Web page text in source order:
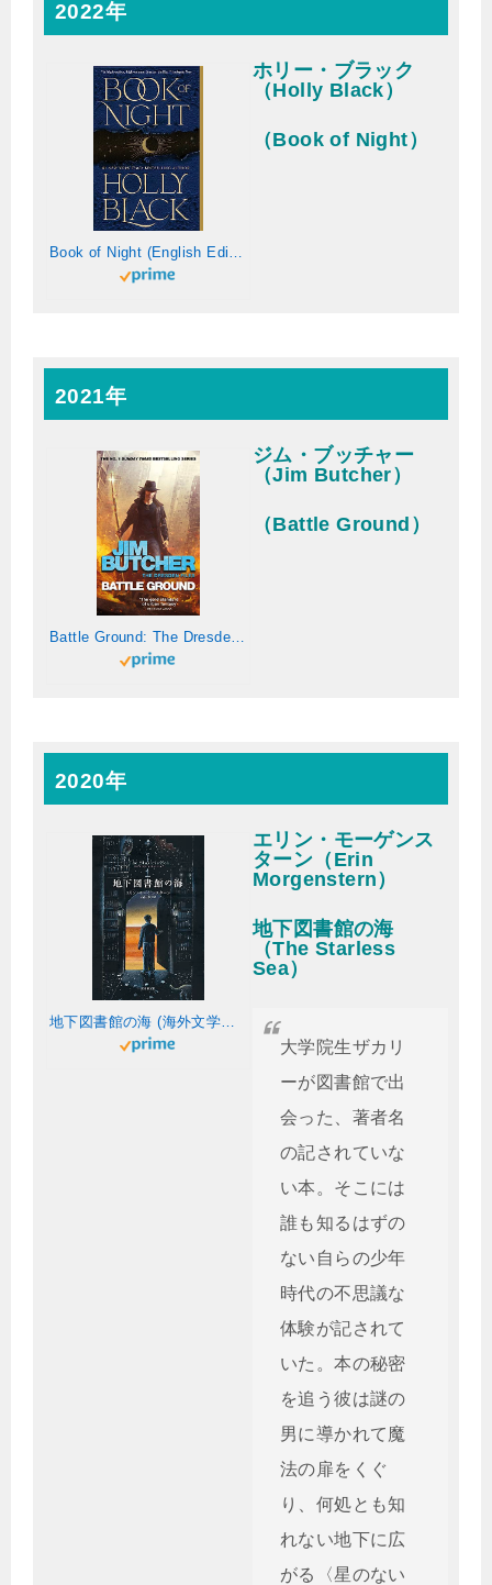
2022年
Book of Night (English Edition)
ホリー・ブラック
（Holly Black）
（Book of Night）
2021年
Battle Ground: The Dresden Files 17 (English Edition)
ジム・ブッチャー
（Jim Butcher）
（Battle Ground）
2020年
地下図書館の海 (海外文学セレクション)
エリン・モーゲンス
ターン（Erin
Morgenstern）
地下図書館の海
（The Starless
Sea）
大学院生ザカリ
ーが図書館で出
会った、著者名
の記されていな
い本。そこには
誰も知るはずの
ない自らの少年
時代の不思議な
体験が記されて
いた。本の秘密
を追う彼は謎の
男に導かれて魔
法の扉をくぐ
り、何処とも知
れない地下に広
がる〈星のない